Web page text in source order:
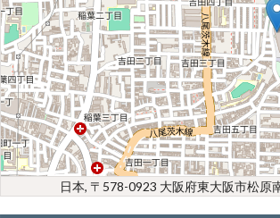
日本, 〒578-0923 大阪府東大阪市松